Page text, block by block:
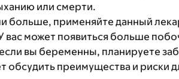
или смерти.
больше, применяйте данный
вас может появиться больше
вы беременны, планируете
обсудить преимущества и риски